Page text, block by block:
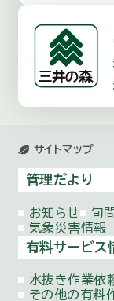
サイトマップ
管理だより
お知らせ 旬
気象災害情報
有料サービス
水抜き作業依
その他の有料